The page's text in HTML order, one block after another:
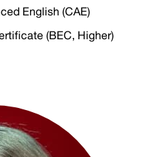
English (CAE)
(BEC, Higher)